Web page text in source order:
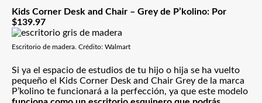
Kids Corner Desk and Chair – Grey de P’kolino: Por
$139.97
Escritorio de madera. Crédito: Walmart
Si ya el espacio de estudios de tu hijo o hija se ha vuelto
pequeño el Kids Corner Desk and Chair Grey de la marca
P’kolino te funcionará a la perfección, ya que este modelo